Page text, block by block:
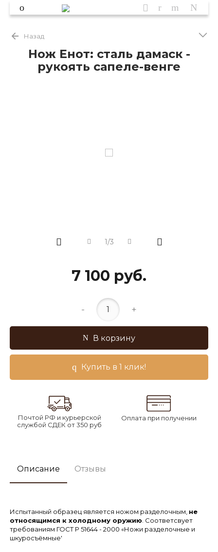
Назад
Нож Енот: сталь дамаск -
рукоять сапеле-венге
1/3
7 100 руб.
- +
В корзину
Купить в 1 клик!
Почтой РФ и курьерской
службой СДЕК от 350 руб
Оплата при получении
Описание Отзывы
Испытанный образец является ножом разделочным, не
относящимся к холодному оружию . Соответсвует
требованиям ГОСТ Р 51644 - 2000 «Ножи разделочные и
шкуросъёмные'